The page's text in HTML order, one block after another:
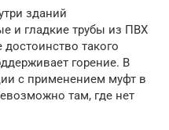
зданий
и гладкие трубы из ПВХ
такого
горение. В
с применением муфт в
там, где нет